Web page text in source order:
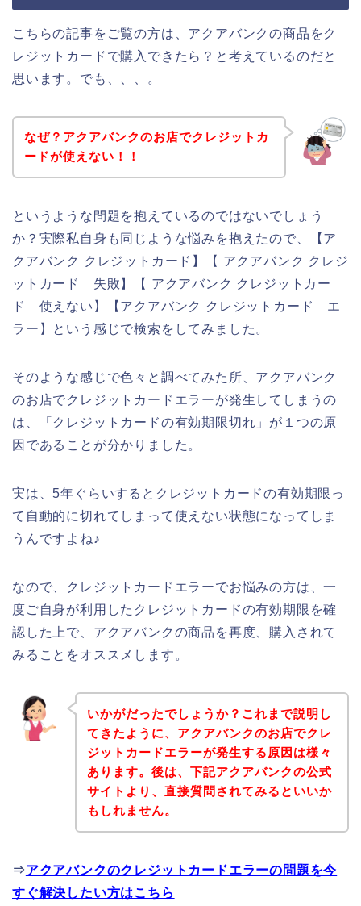
こちらの記事をご覧の方は、アクアバンクの商品をク
レジットカードで購入できたら？と考えているのだと
思います。でも、、、。
なぜ？アクアバンクのお店でクレジットカ
ードが使えない！！
というような問題を抱えているのではないでしょう
か？実際私自身も同じような悩みを抱えたので、【ア
クアバンク クレジットカード】【 アクアバンク クレジ
ットカード 失敗】【 アクアバンク クレジットカー
ド 使えない】【アクアバンク クレジットカード エ
ラー】という感じで検索をしてみました。
そのような感じで色々と調べてみた所、アクアバンク
のお店でクレジットカードエラーが発生してしまうの
は、「クレジットカードの有効期限切れ」が１つの原
因であることが分かりました。
実は、5年ぐらいするとクレジットカードの有効期限っ
て自動的に切れてしまって使えない状態になってしま
うんですよね♪
なので、クレジットカードエラーでお悩みの方は、一
度ご自身が利用したクレジットカードの有効期限を確
認した上で、アクアバンクの商品を再度、購入されて
みることをオススメします。
いかがだったでしょうか？これまで説明し
てきたように、アクアバンクのお店でクレ
ジットカードエラーが発生する原因は様々
あります。後は、下記アクアバンクの公式
サイトより、直接質問されてみるといいか
もしれません。
⇒アクアバンクのクレジットカードエラーの問題を今
すぐ解決したい方はこちら